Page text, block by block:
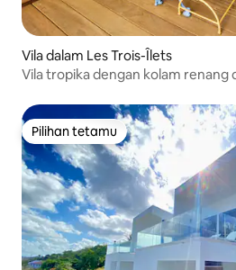
Vila dalam Les Trois-Îlets
Vila tropika dengan kolam renang
Pilihan tetamu
Pilihan tetamu